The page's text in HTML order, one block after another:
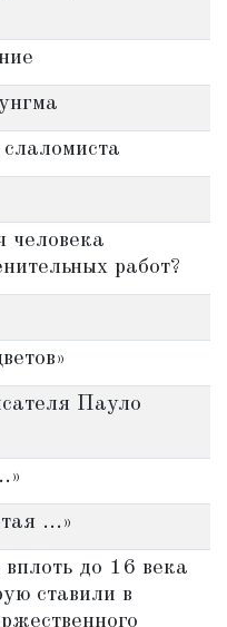
человека
работ?
Пауло
...»
до 16 века
ставили в